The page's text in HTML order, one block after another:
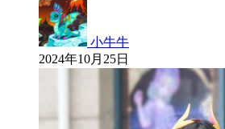
小牛牛
2024年10月25日